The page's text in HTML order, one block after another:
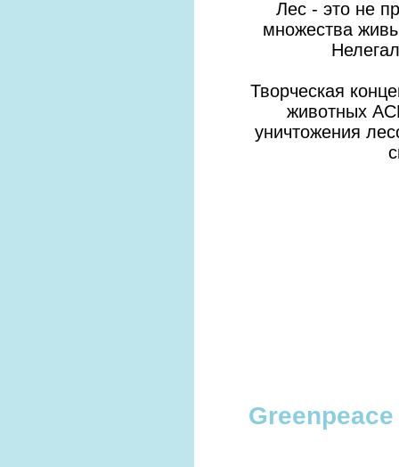
Лес - это не
множества
Творческая
животных
уничтожения